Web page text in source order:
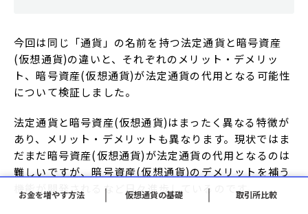
今回は同じ「通貨」の名前を持つ法定通貨と暗号資産
(仮想通貨)の違いと、それぞれのメリット・デメリッ
ト、暗号資産(仮想通貨)が法定通貨の代用となる可能性
について検証しました。
法定通貨と暗号資産(仮想通貨)はまったく異なる特徴が
あり、メリット・デメリットも異なります。現状ではま
だまだ暗号資産(仮想通貨)が法定通貨の代用となるのは
難しいですが、暗号資産(仮想通貨)のデメリットを補う
機能が開発されるなど日々進歩しているのです。
お金を増やす方法 仮想通貨の基礎 取引所比較